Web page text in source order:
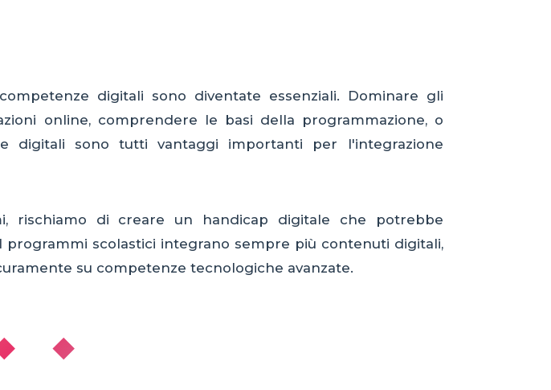
digitali sono diventate essenziali. Dominare gli
online, comprendere le basi della programmazione, o
digitali sono tutti vantaggi importanti per l'integrazione
rischiamo di creare un handicap digitale che potrebbe
programmi scolastici integrano sempre più contenuti digitali,
su competenze tecnologiche avanzate.
◆